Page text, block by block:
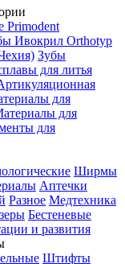
Primodent
Ивокрил Orthotyp
Зубы
для литья
для
для
для
Ширмы
Аптечки
Разное Медтехника
Бестеневые
и развития
Штифты